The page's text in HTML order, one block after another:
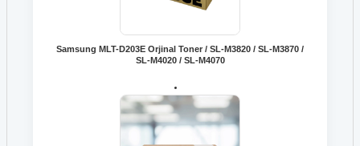
Samsung MLT-D203E Orjinal Toner / SL-M3820 / SL-M3870 /
SL-M4020 / SL-M4070